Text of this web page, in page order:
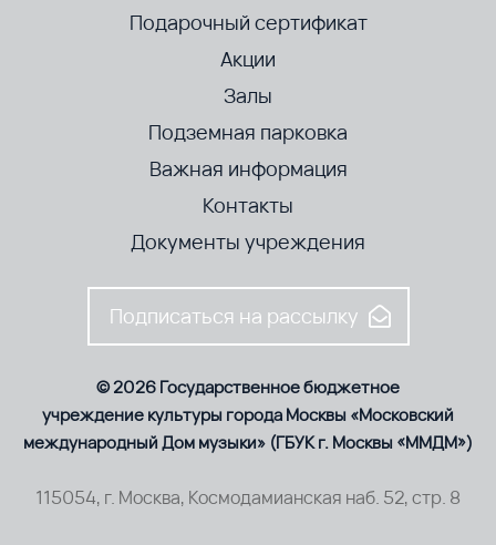
Подарочный сертификат
Акции
Залы
Подземная парковка
Важная информация
Контакты
Документы учреждения
Подписаться на рассылку
© 2026 Государственное бюджетное
учреждение культуры города Москвы «Московский
международный Дом музыки» (ГБУК г. Москвы «ММДМ»)
115054, г. Москва, Космодамианская наб. 52, стр. 8